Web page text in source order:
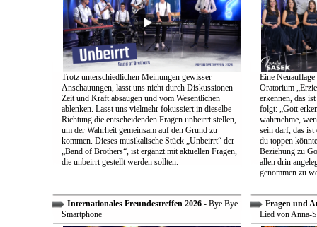
Trotz unterschiedlichen Meinungen gewisser
Anschauungen, lasst uns nicht durch Diskussionen
Zeit und Kraft absaugen und vom Wesentlichen
ablenken. Lasst uns vielmehr fokussiert in dieselbe
Richtung die entscheidenden Fragen unbeirrt stellen,
um der Wahrheit gemeinsam auf den Grund zu
kommen. Dieses musikalische Stück „Unbeirrt“ der
„Band of Brothers“, ist ergänzt mit aktuellen Fragen,
die unbeirrt gestellt werden sollten.
Eine Neuauflage
Oratorium
erkennen, das
folgt: „Gott
wahrnehme,
sein darf, das ist
du toppen
Beziehung zu
allen drin
genommen zu
Internationales Freundestreffen 2026- Bye Bye
Smartphone
Fragen und
Lied von Anna-